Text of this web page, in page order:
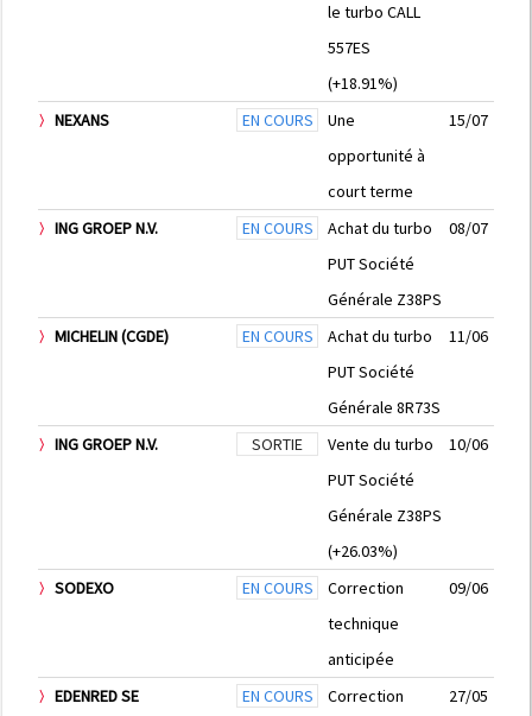
le turbo CALL
557ES
(+18.91%)
NEXANS EN COURS
Une
opportunité à
court terme
15/07
ING GROEP N.V. EN COURS
Achat du turbo
PUT Société
Générale Z38PS
08/07
MICHELIN (CGDE) EN COURS
Achat du turbo
PUT Société
Générale 8R73S
11/06
ING GROEP N.V. SORTIE
Vente du turbo
PUT Société
Générale Z38PS
(+26.03%)
10/06
SODEXO EN COURS
Correction
technique
anticipée
09/06
EDENRED SE EN COURS Correction 27/05